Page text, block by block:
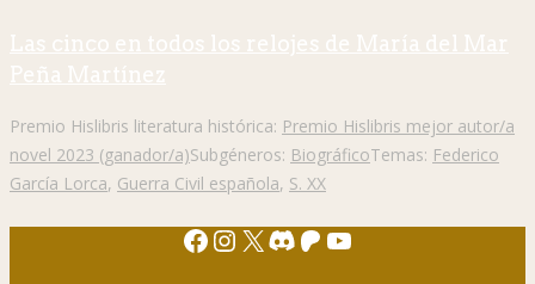
Las cinco en todos los relojes de María del Mar
Peña Martínez
Premio Hislibris literatura histórica: Premio Hislibris mejor autor/a
novel 2023 (ganador/a)Subgéneros: BiográficoTemas: Federico
García Lorca, Guerra Civil española, S. XX
Facebook
Instagram
X Discord
Patreon
YouTube